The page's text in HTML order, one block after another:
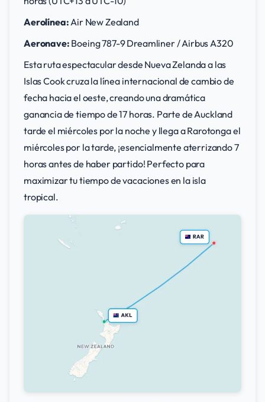
Aerolínea: Air New Zealand
Aeronave: Boeing 787-9 Dreamliner / Airbus A320
Esta ruta espectacular desde Nueva Zelanda a las
Islas Cook cruza la línea internacional de cambio de
fecha hacia el oeste, creando una dramática
ganancia de tiempo de 17 horas. Parte de Auckland
tarde el miércoles por la noche y llega a Rarotonga el
miércoles por la tarde, ¡esencialmente aterrizando 7
horas antes de haber partido! Perfecto para
maximizar tu tiempo de vacaciones en la isla
tropical.